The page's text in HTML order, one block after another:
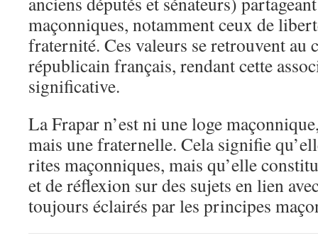
maçonniques, notamment ceux de
fraternité. Ces valeurs se retrouvent
républicain français, rendant cette
significative.
La Frapar n’est ni une loge
mais une fraternelle. Cela signifie
rites maçonniques, mais qu’elle
et de réflexion sur des sujets en lien
toujours éclairés par les principes